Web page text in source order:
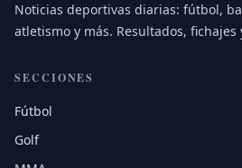
Noticias deportivas diarias: fútbol,
atletismo y más. Resultados, fichajes
SECCIONES
Fútbol
Golf